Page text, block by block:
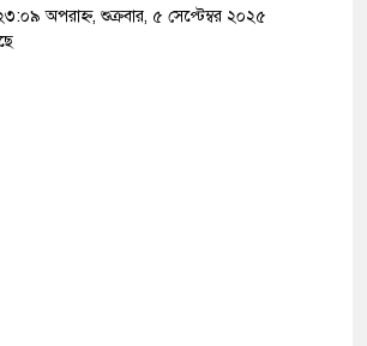
গাজী নজরুলের ১২
অপরাহ্ন, শুক্রবার, ৫ সেপ্টেম্বর ২০২৫